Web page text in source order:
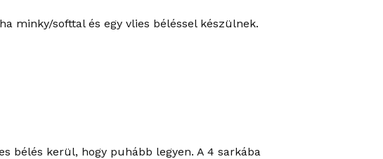
minky/softtal és egy vlies béléssel készülnek.
bélés kerül, hogy puhább legyen. A 4 sarkába